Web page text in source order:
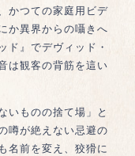
かつての家庭用ビデ
か異界からの囁きへ
ド』でデヴィッド・
は観客の背筋を這い
いものの捨て場」と
噂が絶えない忌避の
名前を変え、狡猾に